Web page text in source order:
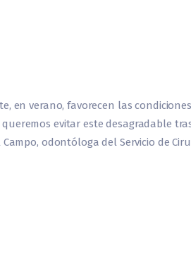
en verano, favorecen las
evitar este desagradable
odontóloga del Servicio de